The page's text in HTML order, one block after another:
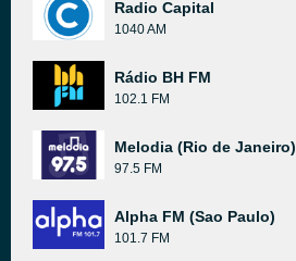
Radio Capital
1040 AM
Rádio BH FM
102.1 FM
Melodia (Rio de Janeiro)
97.5 FM
Alpha FM (Sao Paulo)
101.7 FM